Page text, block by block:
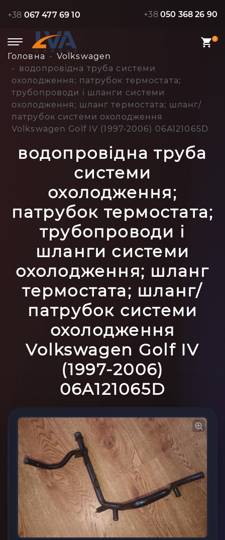
+38 067 477 69 10 +38 050 368 26 90
0
Головна
Volkswagen
водопровідна труба системи
охолодження; патрубок термостата;
трубопроводи і шланги системи
охолодження; шланг термостата; шланг/
патрубок системи охолодження
Volkswagen Golf IV (1997-2006) 06A121065D
водопровідна труба
системи
охолодження;
патрубок термостата;
трубопроводи і
шланги системи
охолодження; шланг
термостата; шланг/
патрубок системи
охолодження
Volkswagen Golf IV
(1997-2006)
06A121065D